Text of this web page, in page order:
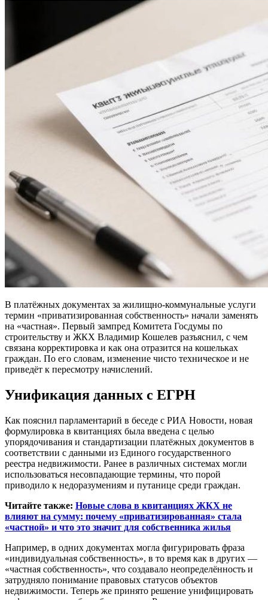
В платёжных документах за жилищно-коммунальные услуги
термин «приватизированная собственность» начали заменять
на «частная». Первый зампред Комитета Госдумы по
строительству и ЖКХ Владимир Кошелев разъяснил, с чем
связана корректировка и как она отразится на кошельках
граждан. По его словам, изменение чисто техническое и не
приведёт к пересмотру начислений.
Унификация данных с ЕГРН
Как пояснил парламентарий в беседе с РИА Новости, новая
формулировка в квитанциях была введена с целью
упорядочивания и стандартизации платёжных документов в
соответствии с данными из Единого государственного
реестра недвижимости. Ранее в различных системах могли
использоваться несовпадающие термины, что порой
приводило к недоразумениям и путанице среди граждан.
Читайте также: Новые слова в квитанциях ЖКХ не
влияют на сумму: почему «приватизированная» стала
«частной» и что это значит для собственника жилья
Например, в одних документах могла фигурировать фраза
«индивидуальная собственность», в то время как в других —
«частная собственность», что создавало неопределённость и
затрудняло понимание правовых статусов объектов
недвижимости. Теперь же принято решение унифицировать